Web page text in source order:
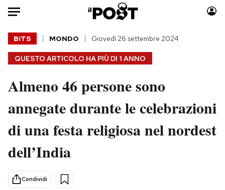
Auto
HOME
Italia
Politica
Tecnologia
Scienza
Cultura
Economia
Moda
Consumismi
Storie/Idee
QUESTO ARTICOLO HA PIÙ DI 1 ANNO
BITS MONDO Giovedì 26 settembre 2024
Almeno 46 persone sono
annegate durante le celebrazioni
di una festa religiosa nel nordest
dell’India
Condividi